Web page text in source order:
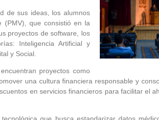
de sus ideas, los alumnos
(PMV), que consistió en la
proyectos de software, los
Inteligencia Artificial y
y Social.
proyectos como
una cultura financiera responsable y
en servicios financieros para facilitar el